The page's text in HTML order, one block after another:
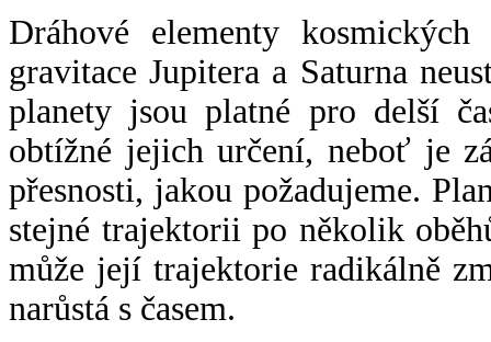
Dráhové elementy
gravitace Jupitera a Saturna
planety jsou platné pro delší
obtížné jejich určení, neboť je
přesnosti, jakou požadujeme.
stejné trajektorii po několik
může její trajektorie radikálně
narůstá s časem.